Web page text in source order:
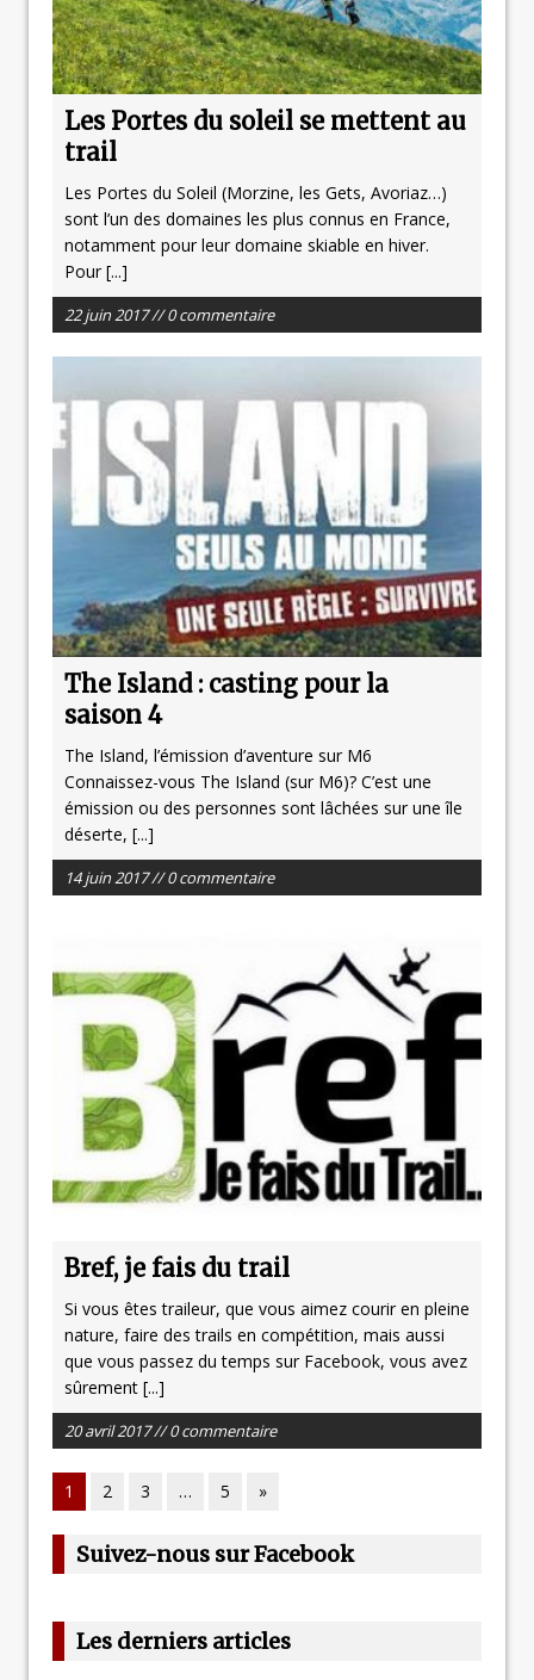
Les Portes du soleil se mettent au
trail
Les Portes du Soleil (Morzine, les Gets, Avoriaz…)
sont l’un des domaines les plus connus en France,
notamment pour leur domaine skiable en hiver.
Pour[...]
22 juin 2017 // 0 commentaire
The Island : casting pour la
saison 4
The Island, l’émission d’aventure sur M6
Connaissez-vous The Island (sur M6)? C’est une
émission ou des personnes sont lâchées sur une île
déserte, [...]
14 juin 2017 // 0 commentaire
Bref, je fais du trail
Si vous êtes traileur, que vous aimez courir en pleine
nature, faire des trails en compétition, mais aussi
que vous passez du temps sur Facebook, vous avez
sûrement [...]
20 avril 2017 // 0 commentaire
1 2 3 … 5 »
Suivez-nous sur Facebook
Les derniers articles